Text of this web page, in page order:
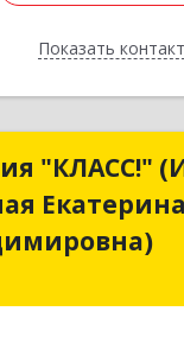
ПоказатьНазад
"КЛАСС!"
Екатерина
Студия
Черная